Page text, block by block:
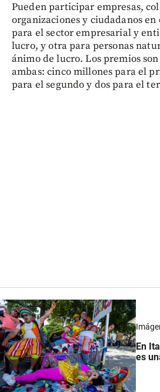
Pueden participar empresas,
organizaciones y ciudadanos en
para el sector empresarial y
lucro, y otra para personas
ánimo de lucro. Los premios
ambas: cinco millones para el
para el segundo y dos para el
En
es